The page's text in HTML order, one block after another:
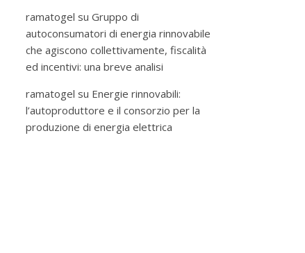
ramatogel su Gruppo di
autoconsumatori di energia rinnovabile
che agiscono collettivamente, fiscalità
ed incentivi: una breve analisi
ramatogel su Energie rinnovabili:
l’autoproduttore e il consorzio per la
produzione di energia elettrica